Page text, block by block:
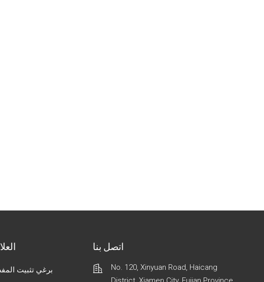
برغي تثبيت
اتصل بنا
No. 120, Xinyuan Road, Haicang